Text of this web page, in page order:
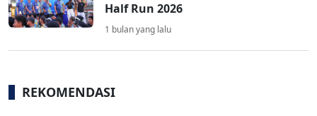
Half Run 2026
1 bulan yang lalu
REKOMENDASI